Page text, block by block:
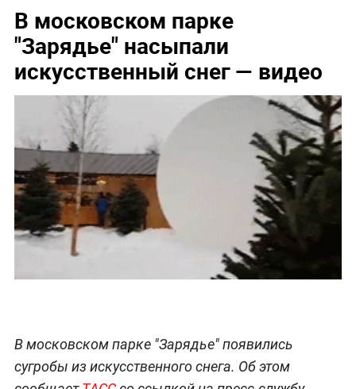
В московском парке
"Зарядье" насыпали
искусственный снег — видео
В московском парке "Зарядье" появились
сугробы из искусственного снега. Об этом